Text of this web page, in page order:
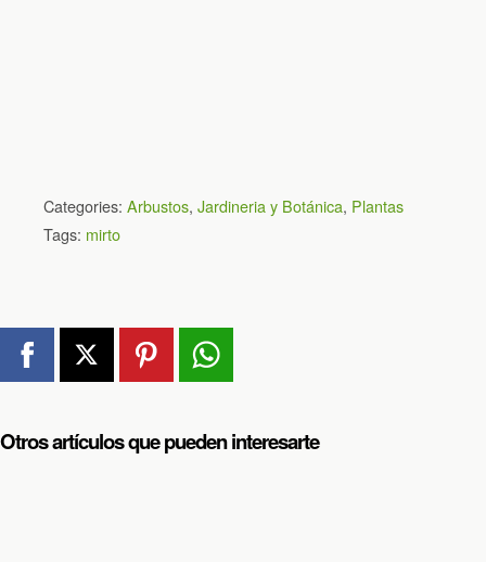
Categories: Arbustos, Jardineria y Botánica, Plantas
Tags: mirto
Otros artículos que pueden interesarte